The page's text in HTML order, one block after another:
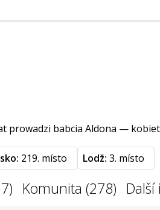
prowadzi babcia Aldona —
219. místo Lodž: 3. místo
Komunita (278)